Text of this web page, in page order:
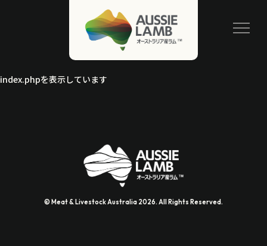
index.phpを表示しています
© Meat & Livestock Australia 2026. All Rights Reserved.